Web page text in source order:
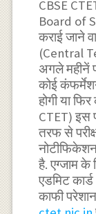
CBSE
Board of
कराई जाने
(Central
अगले महीनें
कोई
होगी या
CTET) इस
तरफ से
है. एग्जाम के
एडमिट
काफी